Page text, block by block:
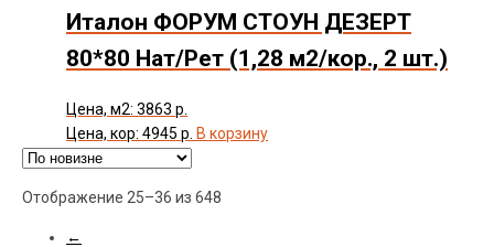
Италон ФОРУМ СТОУН ДЕЗЕРТ
80*80 Нат/Рет (1,28 м2/кор., 2 шт.)
Цена, м2: 3863 р.
Цена, кор: 4945 р. В корзину
Отображение 25–36 из 648
←